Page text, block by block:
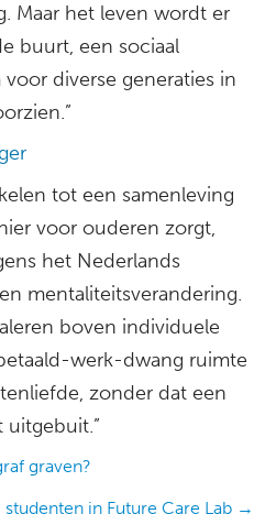
Maar het leven wordt er
buurt, een sociaal
diverse generaties in
tot een samenleving
voor ouderen zorgt,
het Nederlands
mentaliteitsverandering.
boven individuele
werk-dwang ruimte
zonder dat een
graven?
in Future Care Lab →